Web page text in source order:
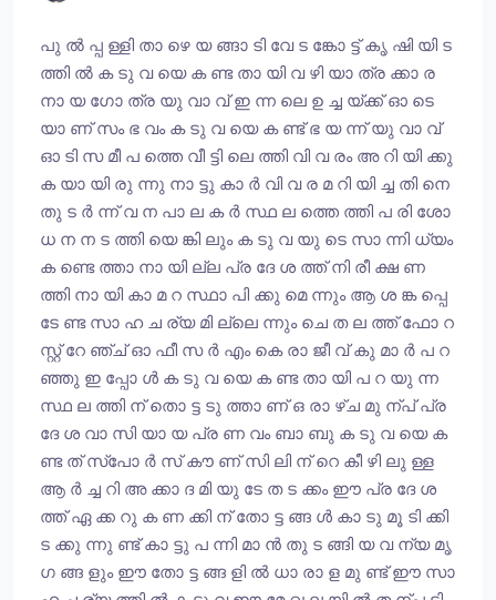
പു ൽ പ്പ ള്ളി താ ഴെ യ ങ്ങാ ടി വേ ട ങ്കോ ട്ട് കൃ ഷി യി ട
ത്തി ൽ ക ടു വ യെ ക ണ്ട താ യി വ ഴി യാ ത്ര ക്കാ ര
നാ യ ഗോ ത്ര യു വാ വ് ഇ ന്ന ലെ ഉ ച്ച യ്ക്ക് ഓ ടെ
യാ ണ് സം ഭ വം ക ടു വ യെ ക ണ്ട് ഭ യ ന്ന് യു വാ വ്
ഓ ടി സ മീ പ ത്തെ വീ ട്ടി ലെ ത്തി വി വ രം അ റി യി ക്കു
ക യാ യി രു ന്നു നാ ട്ടു കാ ർ വി വ ര മ റി യി ച്ച തി നെ
തു ട ർ ന്ന് വ ന പാ ല ക ർ സ്ഥ ല ത്തെ ത്തി പ രി ശോ
ധ ന ന ട ത്തി യെ ങ്കി ലും ക ടു വ യു ടെ സാ ന്നി ധ്യം
ക ണ്ടെ ത്താ നാ യി ല്ല പ്ര ദേ ശ ത്ത് നി രീ ക്ഷ ണ
ത്തി നാ യി കാ മ റ സ്ഥാ പി ക്കു മെ ന്നും ആ ശ ങ്ക പ്പെ
ടേ ണ്ട സാ ഹ ച ര്യ മി ല്ലെ ന്നും ചെ ത ല ത്ത് ഫോ റ
സ്റ്റ് റേ ഞ്ച് ഓ ഫീ സ ർ എം കെ രാ ജീ വ് കു മാ ർ പ റ
ഞ്ഞു ഇ പ്പോ ൾ ക ടു വ യെ ക ണ്ട താ യി പ റ യു ന്ന
സ്ഥ ല ത്തി ന് തൊ ട്ട ടു ത്താ ണ് ഒ രാ ഴ്ച മു ന്പ് പ്ര
ദേ ശ വാ സി യാ യ പ്ര ണ വം ബാ ബു ക ടു വ യെ ക
ണ്ട ത് സ്പോ ർ സ് കൗ ണ് സി ലി ന് റെ കീ ഴി ലു ള്ള
ആ ർ ച്ച റി അ ക്കാ ദ മി യു ടേ ത ട ക്കം ഈ പ്ര ദേ ശ
ത്ത് ഏ ക്ക റു ക ണ ക്കി ന് തോ ട്ട ങ്ങ ൾ കാ ടു മൂ ടി ക്കി
ട ക്കു ന്നു ണ്ട് കാ ട്ടു പ ന്നി മാ ൻ തു ട ങ്ങി യ വ ന്യ മൃ
ഗ ങ്ങ ളും ഈ തോ ട്ട ങ്ങ ളി ൽ ധാ രാ ള മു ണ്ട് ഈ സാ